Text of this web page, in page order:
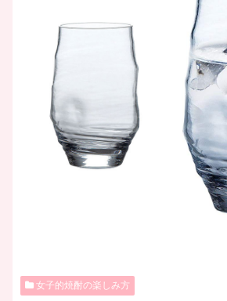
女子的焼酎の楽しみ方